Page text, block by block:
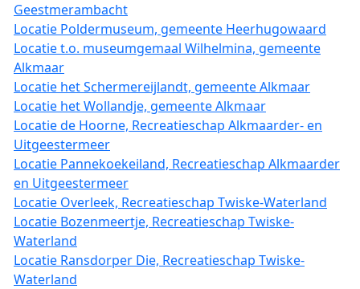
Geestmerambacht
Locatie Poldermuseum, gemeente Heerhugowaard
Locatie t.o. museumgemaal Wilhelmina, gemeente
Alkmaar
Locatie het Schermereijlandt, gemeente Alkmaar
Locatie het Wollandje, gemeente Alkmaar
Locatie de Hoorne, Recreatieschap Alkmaarder- en
Uitgeestermeer
Locatie Pannekoekeiland, Recreatieschap Alkmaarder
en Uitgeestermeer
Locatie Overleek, Recreatieschap Twiske-Waterland
Locatie Bozenmeertje, Recreatieschap Twiske-
Waterland
Locatie Ransdorper Die, Recreatieschap Twiske-
Waterland